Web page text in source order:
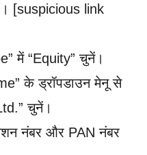
[suspicious link
में “Equity” चुनें।
के ड्रॉपडाउन मेनू से
चुनें।
नंबर और PAN नंबर